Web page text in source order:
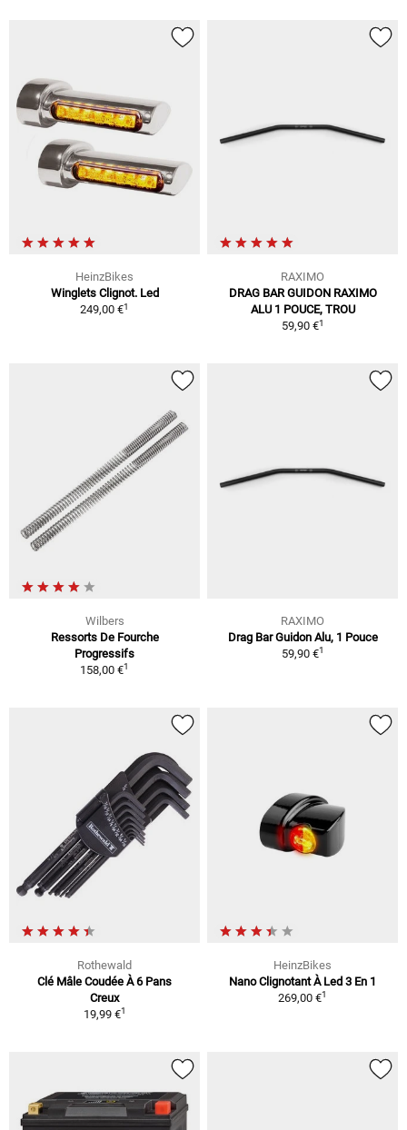
HeinzBikes
Winglets Clignot. Led
249,00 €1
RAXIMO
DRAG BAR GUIDON RAXIMO
ALU 1 POUCE, TROU
59,90 €1
Wilbers
Ressorts De Fourche
Progressifs
158,00 €1
RAXIMO
Drag Bar Guidon Alu, 1 Pouce
59,90 €1
Rothewald
Clé Mâle Coudée À 6 Pans
Creux
19,99 €1
HeinzBikes
Nano Clignotant À Led 3 En 1
269,00 €1